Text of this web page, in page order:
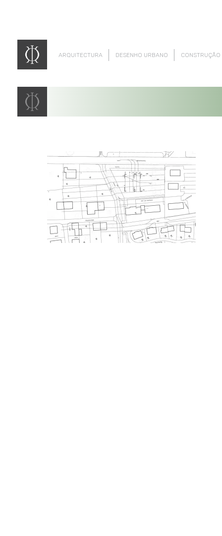
ARQUITECTURA DESENHO URBANO CONSTRUÇÃO